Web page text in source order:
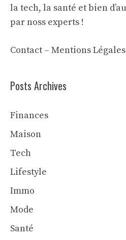
la tech, la santé et bien
par noss experts !
Contact – Mentions Légales
Posts Archives
Finances
Maison
Tech
Lifestyle
Immo
Mode
Santé